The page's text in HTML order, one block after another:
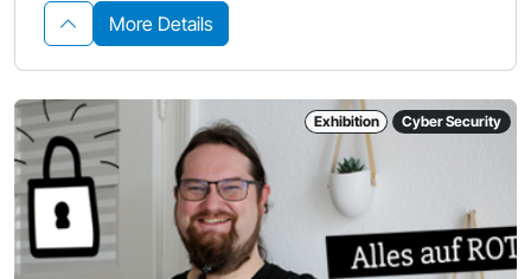
More Details
Exhibition Cyber Security